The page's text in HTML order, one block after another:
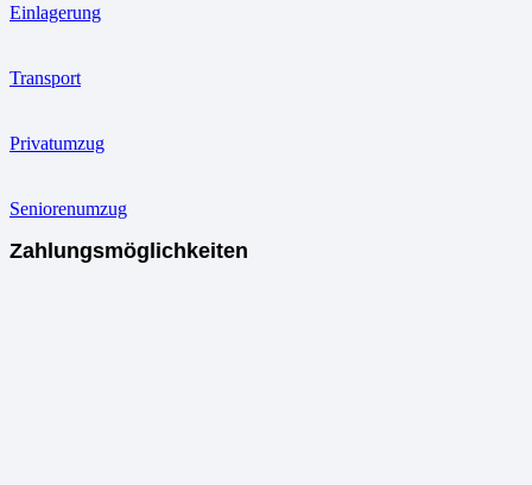
Einlagerung
Transport
Privatumzug
Seniorenumzug
Zahlungsmöglichkeiten